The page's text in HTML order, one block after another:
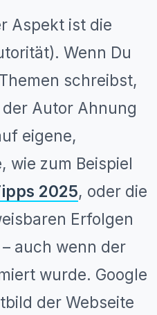
Aspekt ist die
Wenn Du
schreibst,
Autor Ahnung
eigene,
wie zum Beispiel
2025, oder die
Erfolgen
auch wenn der
wurde. Google
der Webseite